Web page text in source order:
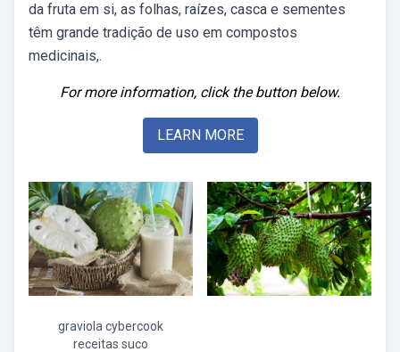
da fruta em si, as folhas, raízes, casca e sementes
têm grande tradição de uso em compostos
medicinais,.
For more information, click the button below.
LEARN MORE
graviola cybercook
receitas suco